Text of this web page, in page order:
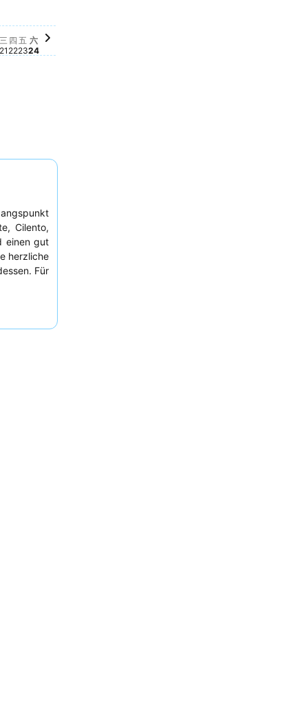
月 16
für dieses Datum verfügbar
十月 17
, 十月 18
一, 十月 19
期二, 十月 20
€
星期三, 十月 21
74 €
三
21
星期四, 十月 22
74 €
四
22
星期五, 十月 23
74 €
五
23
星期六, 十月 24
74 €
六
24
Cilento,
einen gut
herzliche
Für